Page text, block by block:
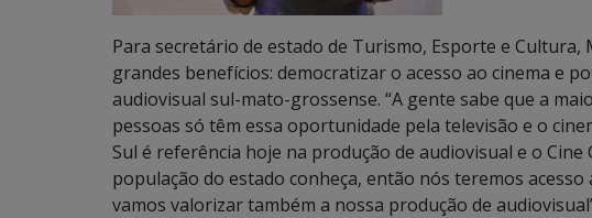
Para secretário de estado de Turismo, Esporte e
grandes benefícios: democratizar o acesso ao cinema e
audiovisual sul-mato-grossense. “A gente sabe que a
pessoas só têm essa oportunidade pela televisão e o
Sul é referência hoje na produção de audiovisual e o
população do estado conheça, então nós teremos
vamos valorizar também a nossa produção de